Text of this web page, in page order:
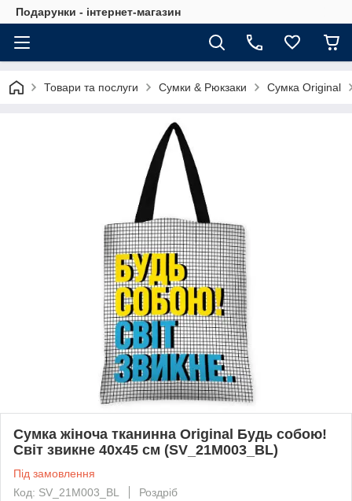
Подарунки - інтернет-магазин
Товари та послуги Сумки & Рюкзаки Сумка Original
Сумка жіноча тканинна Original Будь собою!
Світ звикне 40x45 см (SV_21M003_BL)
Під замовлення
Код: SV_21M003_BL
Роздріб